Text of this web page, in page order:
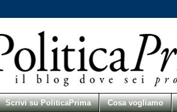
Scrivi su PoliticaPrima Cosa vogliamo